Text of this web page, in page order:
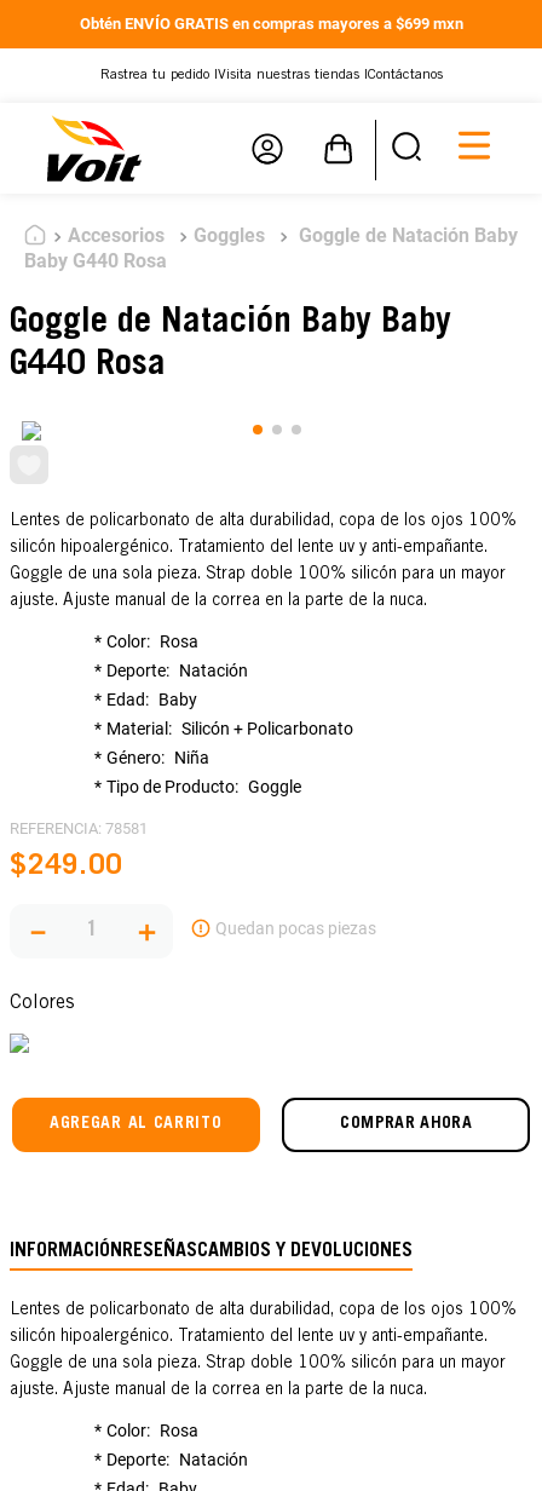
Obtén ENVÍO GRATIS en compras mayores a $699 mxn
Rastrea tu pedido | Visita nuestras tiendas | Contáctanos
Accesorios Goggles
Goggle de Natación Baby
Baby G440 Rosa
Goggle de Natación Baby Baby
G440 Rosa
Lentes de policarbonato de alta durabilidad, copa de los ojos 100%
silicón hipoalergénico. Tratamiento del lente uv y anti-empañante.
Goggle de una sola pieza. Strap doble 100% silicón para un mayor
ajuste. Ajuste manual de la correa en la parte de la nuca.
Color
Rosa
Deporte
Natación
Edad
Baby
Material
Silicón + Policarbonato
Género
Niña
Tipo de Producto
Goggle
REFERENCIA: 78581
$249.00
＋
－
Colores
AGREGAR AL CARRITO COMPRAR AHORA
INFORMACIÓNRESEÑASCAMBIOS Y DEVOLUCIONES
Lentes de policarbonato de alta durabilidad, copa de los ojos 100%
silicón hipoalergénico. Tratamiento del lente uv y anti-empañante.
Goggle de una sola pieza. Strap doble 100% silicón para un mayor
ajuste. Ajuste manual de la correa en la parte de la nuca.
Color
Rosa
Deporte
Natación